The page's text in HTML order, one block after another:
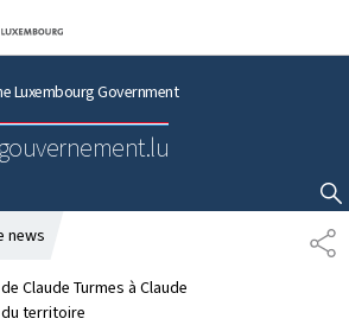
to main navigation
Go to content
Luxembourg Government
gouvernement.lu
SHOW HIDE SEARCH
P
A
news
Claude Turmes à Claude
du territoire